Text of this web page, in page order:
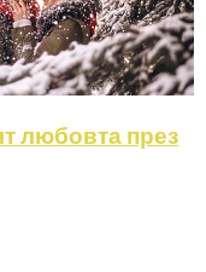
любовта през